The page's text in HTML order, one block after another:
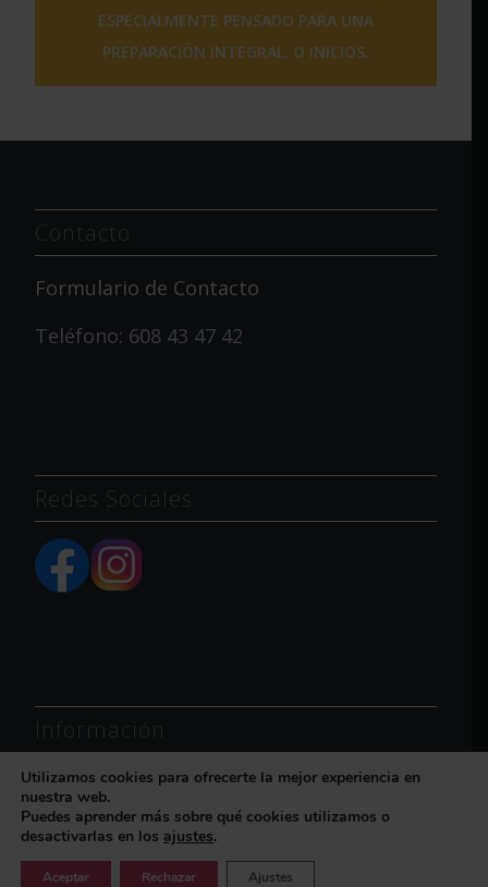
ESPECIALMENTE PENSADO PARA UNA
PREPARACIÓN INTEGRAL, O INICIOS.
Contacto
Formulario de Contacto
Teléfono: 608 43 47 42
Redes Sociales
Información
Política de Privacidad
Política de Cookies
Aviso Legal
Utilizamos cookies para ofrecerte la mejor experiencia en
nuestra web.
Puedes aprender más sobre qué cookies utilizamos o
desactivarlas en los ajustes.
Aceptar Rechazar Ajustes